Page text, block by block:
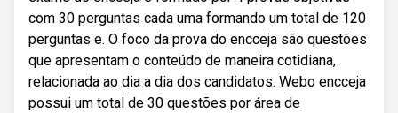
com 30 perguntas cada uma formando um total de 120
perguntas e. O foco da prova do encceja são questões
que apresentam o conteúdo de maneira cotidiana,
relacionada ao dia a dia dos candidatos. Webo encceja
possui um total de 30 questões por área de